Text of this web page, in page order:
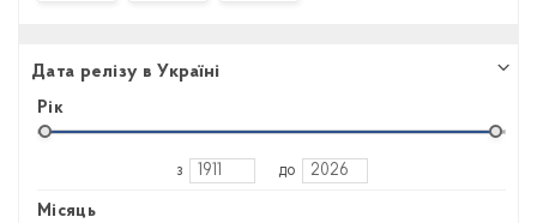
Дата релізу в Україні
Рік
з до
Місяць